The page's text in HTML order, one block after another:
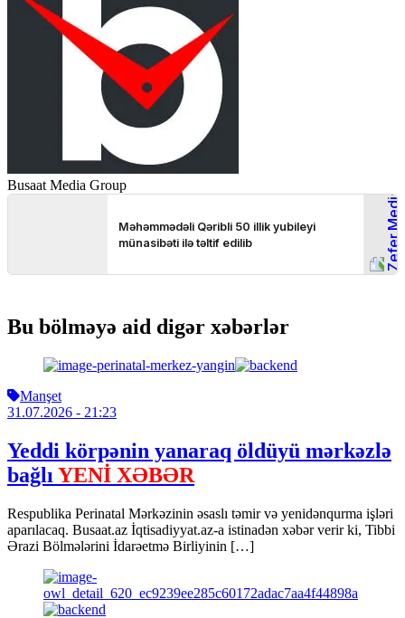
Busaat Media Group
Bu bölməyə aid digər xəbərlər
Manşet
31.07.2026 - 21:23
Yeddi körpənin yanaraq öldüyü mərkəzlə
bağlı YENİ XƏBƏR
Respublika Perinatal Mərkəzinin əsaslı təmir və yenidənqurma işləri
aparılacaq. Busaat.az İqtisadiyyat.az-a istinadən xəbər verir ki, Tibbi
Ərazi Bölmələrini İdarəetmə Birliyinin […]